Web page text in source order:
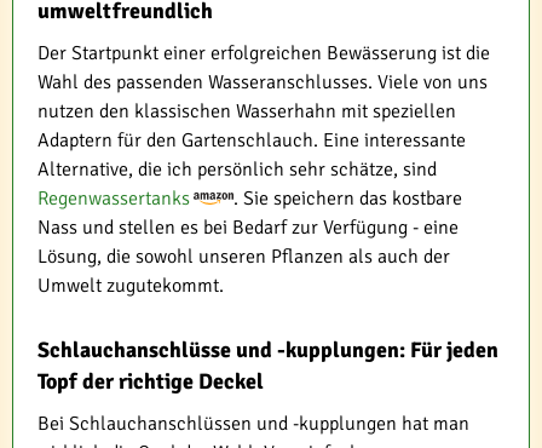
umweltfreundlich
Der Startpunkt einer erfolgreichen Bewässerung ist die
Wahl des passenden Wasseranschlusses. Viele von uns
nutzen den klassischen Wasserhahn mit speziellen
Adaptern für den Gartenschlauch. Eine interessante
Alternative, die ich persönlich sehr schätze, sind
Regenwassertanks
. Sie speichern das kostbare
Nass und stellen es bei Bedarf zur Verfügung - eine
Lösung, die sowohl unseren Pflanzen als auch der
Umwelt zugutekommt.
Schlauchanschlüsse und -kupplungen: Für jeden
Topf der richtige Deckel
Bei Schlauchanschlüssen und -kupplungen hat man